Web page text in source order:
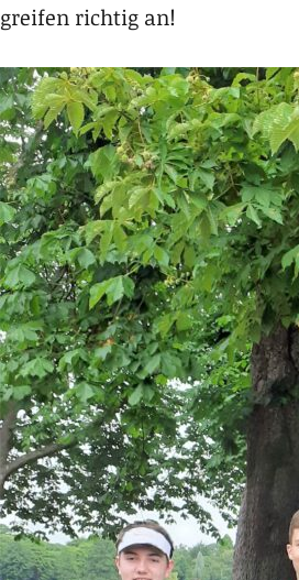
greifen richtig an!